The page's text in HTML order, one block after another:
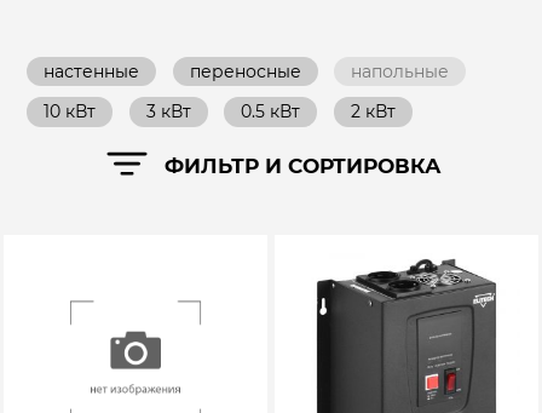
настенные переносные напольные
10 кВт 3 кВт 0.5 кВт 2 кВт
ФИЛЬТР И СОРТИРОВКА